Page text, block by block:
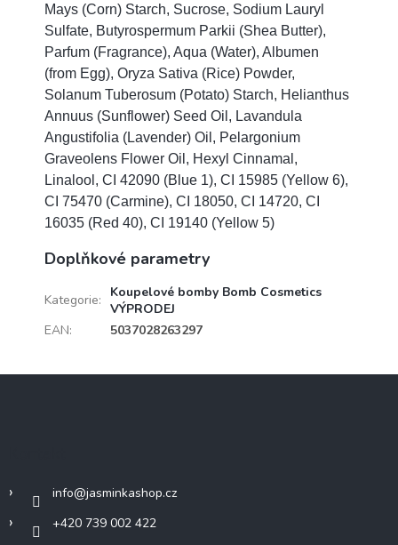
Mays (Corn) Starch, Sucrose, Sodium Lauryl
Sulfate, Butyrospermum Parkii (Shea Butter),
Parfum (Fragrance), Aqua (Water), Albumen
(from Egg), Oryza Sativa (Rice) Powder,
Solanum Tuberosum (Potato) Starch, Helianthus
Annuus (Sunflower) Seed Oil, Lavandula
Angustifolia (Lavender) Oil, Pelargonium
Graveolens Flower Oil, Hexyl Cinnamal,
Linalool, CI 42090 (Blue 1), CI 15985 (Yellow 6),
CI 75470 (Carmine), CI 18050, CI 14720, CI
16035 (Red 40), CI 19140 (Yellow 5)
Doplňkové parametry
Kategorie:
Koupelové bomby Bomb Cosmetics
VÝPRODEJ
EAN: 5037028263297
info@jasminkashop.cz
+420 739 002 422